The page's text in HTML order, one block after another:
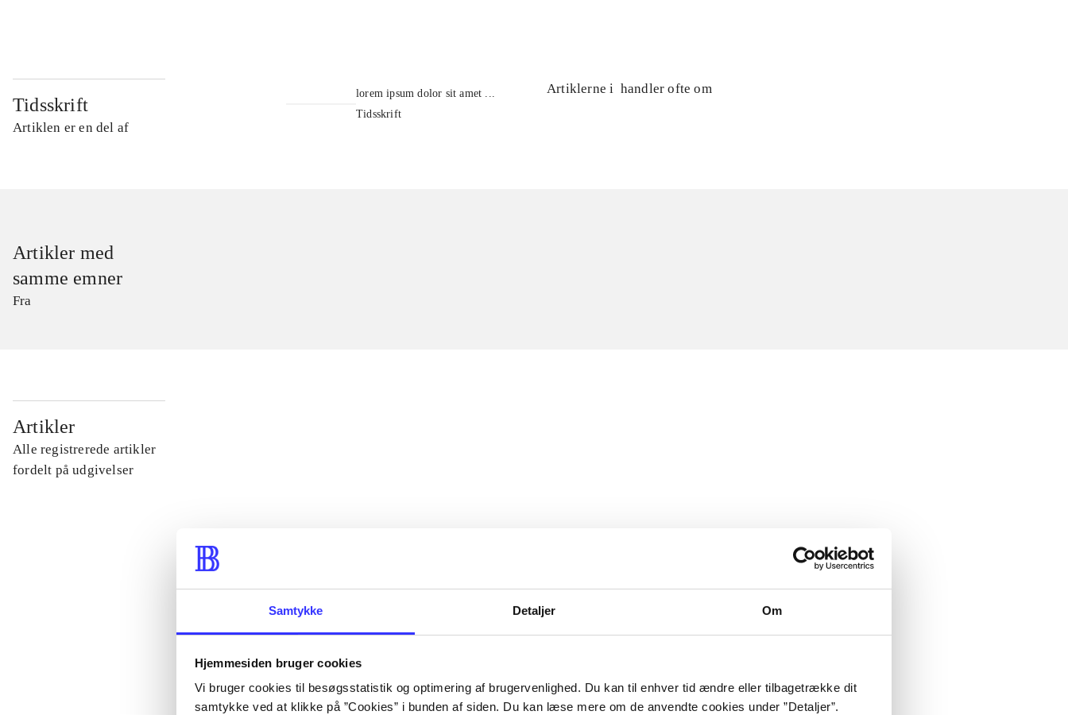
Samtykke Detaljer Om
Hjemmesiden bruger cookies
Vi bruger cookies til besøgsstatistik og optimering af brugervenlighed. Du kan til enhver tid ændre eller tilbagetrække dit
samtykke ved at klikke på ”Cookies” i bunden af siden. Du kan læse mere om de anvendte cookies under ”Detaljer”.
Tidsskrift
Artiklen er en del af
lorem ipsum dolor sit amet ...
Tidsskrift
Artiklerne i handler ofte om
Artikler med
samme emner
Fra
Artikler
Alle registrerede artikler
fordelt på udgivelser